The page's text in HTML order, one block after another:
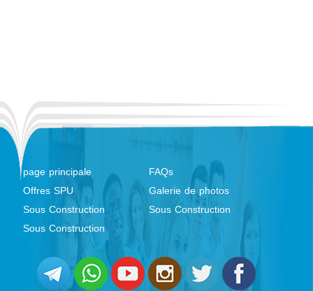
page principale
FAQs
Offres SPU
Galerie de photos
Sous Construction
Sous Construction
Sous Construction